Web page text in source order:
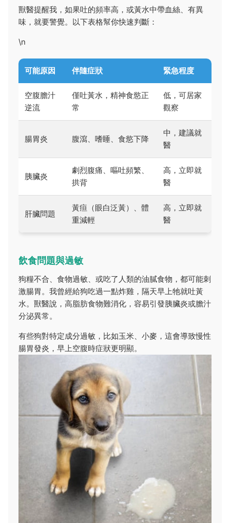
獸醫提醒我，如果吐的頻率高，或黃水中帶血絲、有異
味，就要警覺。以下表格幫你快速判斷：
\n
可能原因 伴隨症狀 緊急程度
空腹膽汁
逆流
僅吐黃水，精神食慾正
常
低，可居家
觀察
腸胃炎 腹瀉、嗜睡、食慾下降
中，建議就
醫
胰臟炎
劇烈腹痛、嘔吐頻繁、
拱背
高，立即就
醫
肝臟問題
黃疸（眼白泛黃）、體
重減輕
高，立即就
醫
飲食問題與過敏
狗糧不合、食物過敏、或吃了人類的油膩食物，都可能刺
激腸胃。我曾經給狗吃過一點炸雞，隔天早上牠就吐黃
水。獸醫說，高脂肪食物難消化，容易引發胰臟炎或膽汁
分泌異常。
有些狗對特定成分過敏，比如玉米、小麥，這會導致慢性
腸胃發炎，早上空腹時症狀更明顯。